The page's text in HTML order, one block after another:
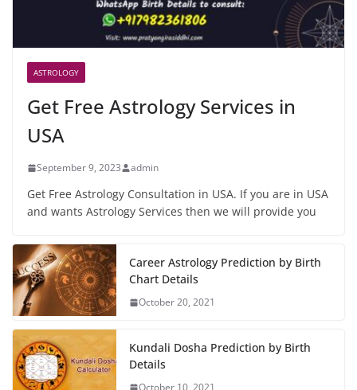
ASTROLOGY
Get Free Astrology Services in
USA
September 9, 2023 admin
Get Free Astrology Consultation in USA. If you are in USA
and wants Astrology Services then we will provide you
Career Astrology Prediction by Birth
Chart Details
October 20, 2021
Kundali Dosha Prediction by Birth
Details